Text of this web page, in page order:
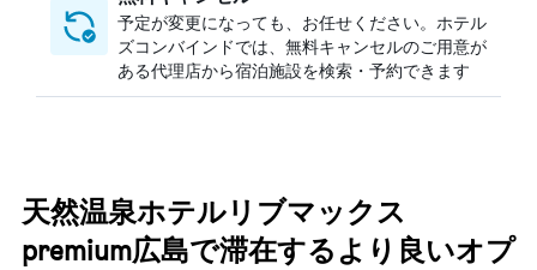
予定が変更になっても、お任せください。ホテル
ズコンバインドでは、無料キャンセルのご用意が
ある代理店から宿泊施設を検索・予約できます
天然温泉ホテルリブマックス
premium広島で滞在するより良いオプ